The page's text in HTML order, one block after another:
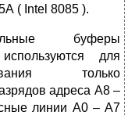
( Intel 8085 ).
буферы
для
только
адреса A8 –
линии A0 – A7